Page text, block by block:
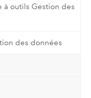
à outils Gestion des
des données